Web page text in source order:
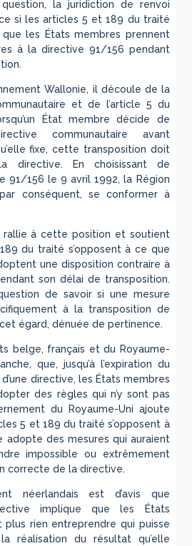
la juridiction de renvoi
si les articles 5 et 189 du traité
que les États membres prennent
à la directive 91/156 pendant
Wallonie, il découle de la
et de l’article 5 du
État membre décide de
communautaire avant
fixe, cette transposition doit
directive. En choisissant de
91/156 le 9 avril 1992, la Région
conséquent, se conformer à
rallie à cette position et soutient
du traité s’opposent à ce que
une disposition contraire à
son délai de transposition.
de savoir si une mesure
à la transposition de
égard, dénuée de pertinence.
belge, français et du Royaume-
que, jusqu’à l’expiration du
directive, les États membres
des règles qui n’y sont pas
du Royaume-Uni ajoute
5 et 189 du traité s’opposent à
adopte des mesures qui auraient
impossible ou extrêmement
correcte de la directive.
néerlandais est d’avis que
implique que les États
rien entreprendre qui puisse
réalisation du résultat qu’elle